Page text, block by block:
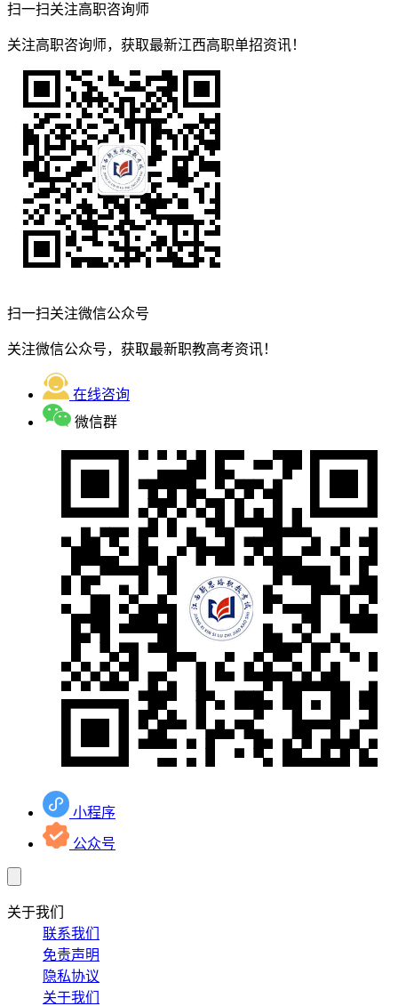
扫一扫关注高职咨询师
关注高职咨询师，获取最新江西高职单招资讯！
扫一扫关注微信公众号
关注微信公众号，获取最新职教高考资讯！
在线咨询
微信群
小程序
公众号
关于我们
联系我们
免责声明
隐私协议
关于我们